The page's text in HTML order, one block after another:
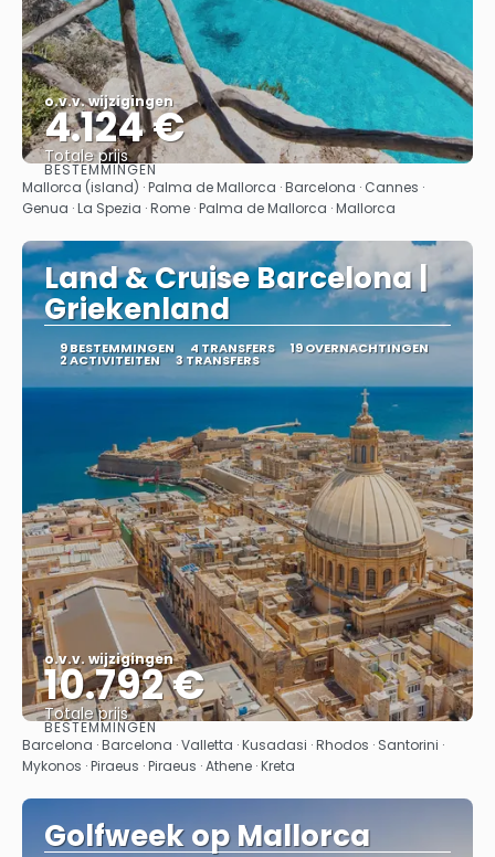
o.v.v. wijzigingen
4.124 €
Totale prijs
Bekijk
BESTEMMINGEN
Mallorca (island) · Palma de Mallorca · Barcelona · Cannes ·
Genua · La Spezia · Rome · Palma de Mallorca · Mallorca
Land & Cruise Barcelona |
Griekenland
9 BESTEMMINGEN 4 TRANSFERS 19 OVERNACHTINGEN
2 ACTIVITEITEN 3 TRANSFERS
o.v.v. wijzigingen
10.792 €
Totale prijs
Bekijk
BESTEMMINGEN
Barcelona · Barcelona · Valletta · Kusadasi · Rhodos · Santorini ·
Mykonos · Piraeus · Piraeus · Athene · Kreta
Golfweek op Mallorca